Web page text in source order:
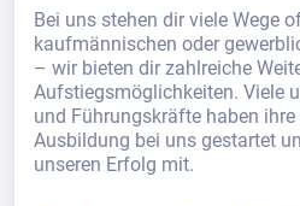
Bei uns stehen dir viele Wege
kaufmännischen oder
– wir bieten dir zahlreiche
Aufstiegsmöglichkeiten. Viele
und Führungskräfte haben
Ausbildung bei uns gestartet
unseren Erfolg mit.